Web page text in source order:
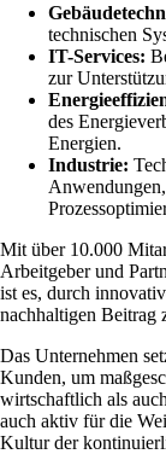
technischen
IT-Services:
zur
des
Energien.
Industrie:
Mit über 10.000
Arbeitgeber und
ist es, durch
nachhaltigen Beitrag
Das Unternehmen
Kunden, um
wirtschaftlich als
auch aktiv für die
Kultur der